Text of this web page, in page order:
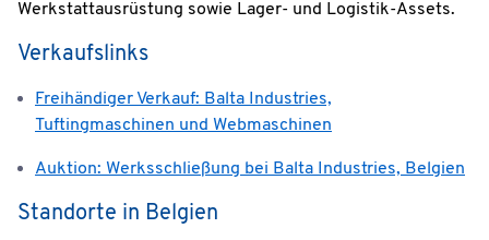
Werkstattausrüstung sowie Lager- und Logistik-Assets.
Verkaufslinks
Freihändiger Verkauf: Balta Industries,
Tuftingmaschinen und Webmaschinen
Auktion: Werksschließung bei Balta Industries, Belgien
Standorte in Belgien